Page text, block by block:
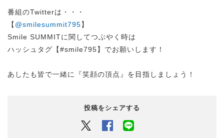
番組のTwitterは・・・
【 @smilesummit795】
Smile SUMMITに関してつぶやく時は
ハッシュタグ【#smile795】でお願いします！
あしたも皆で一緒に『笑顔の頂点』を目指しましょう！
投稿をシェアする
Twitter Facebook